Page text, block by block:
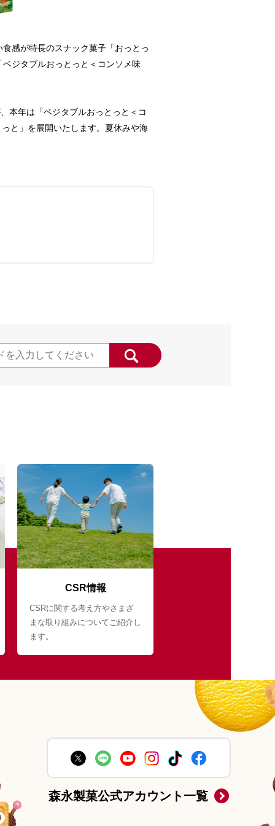
感が特長のスナック菓子「おっとっ
ジタブルおっとっと＜コンソメ味
本年は「ベジタブルおっとっと＜コ
と」を展開いたします。夏休みや海
CSR情報
CSRに関する考え方やさまざ
まな取り組みについてご紹介し
ます。
森永製菓公式アカウント一覧